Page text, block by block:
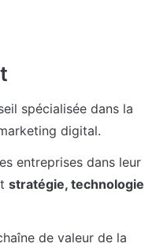
spécialisée dans la
digital.
entreprises dans leur
stratégie, technologie
de valeur de la